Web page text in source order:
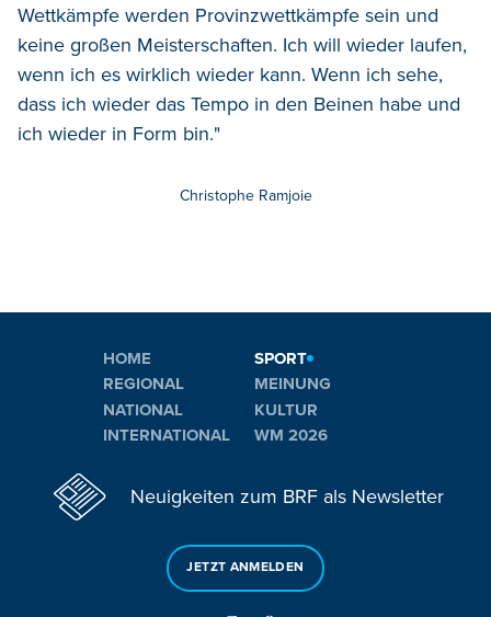
Wettkämpfe werden Provinzwettkämpfe sein und
keine großen Meisterschaften. Ich will wieder laufen,
wenn ich es wirklich wieder kann. Wenn ich sehe,
dass ich wieder das Tempo in den Beinen habe und
ich wieder in Form bin."
Christophe Ramjoie
HOME
REGIONAL
NATIONAL
INTERNATIONAL
SPORT
MEINUNG
KULTUR
WM 2026
Neuigkeiten zum BRF als Newsletter
JETZT ANMELDEN